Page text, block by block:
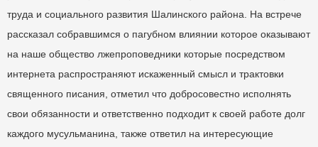
труда и социального развития Шалинского района. На встрече
рассказал собравшимся о пагубном влиянии которое оказывают
на наше общество лжепроповедники которые посредством
интернета распространяют искаженный смысл и трактовки
священного писания, отметил что добросовестно исполнять
свои обязанности и ответственно подходит к своей работе долг
каждого мусульманина, также ответил на интересующие